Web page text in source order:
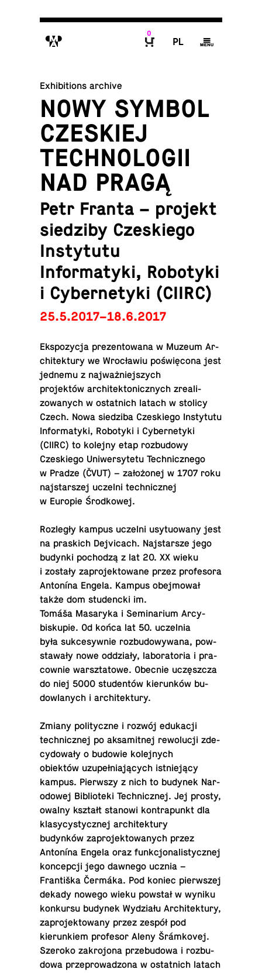
M
0
P g
Exhibitions archive
NOWY SYMBOL
CZESKIEJ
TECHNOLOGII
NAD PRAGĄ
Petr Franta – projekt
siedziby Czeskiego
Instytutu
Informatyki, Robotyki
i Cybernetyki (CIIRC)
25.5.2017–18.6.2017
Ek­spozy­cja prezen­towana w Muzeum Ar­
chitek­tury we Wrocławiu poświęcona jest
jednemu z najważniejszych
projektów ar­chitek­ton­icznych zre­al­i­
zowanych w os­tat­nich latach w stolicy
Czech. Nowa siedz­iba Czeskiego In­sty­tutu
In­for­matyki, Ro­bo­t­yki i Cy­ber­ne­tyki
(CIIRC) to kolejny etap rozbu­dowy
Czeskiego Uni­w­er­sytetu Tech­nicznego
w Pradze (ČVUT) – założonej w 1707 roku
na­js­tarszej uczelni tech­nicznej
w Europie Środkowej.
Rozległy kampus uczelni usy­tuowany jest
na pras­kich De­jvi­cach. Na­js­tarsze jego
budynki pochodzą z lat 20. XX wieku
i zostały za­pro­jek­towane przez pro­fe­sora
Antonína Engela. Kampus obe­j­mował
także dom stu­dencki im.
Tomáša Masaryka i Sem­i­nar­ium Ar­cy­
biskupie. Od końca lat 50. uczel­nia
była sukcesy­wnie rozbu­dowywana, pow­
stawały nowe oddziały, lab­o­ra­to­ria i pra­
cownie warsz­ta­towe. Obecnie uczęszcza
do niej 5000 studentów kierunków bu­
dowlanych i ar­chitek­tury.
Zmiany poli­ty­czne i rozwój edukacji
tech­nicznej po ak­samit­nej re­wolucji zde­
cy­dowały o budowie kole­jnych
obiektów uzupełniających istniejący
kampus. Pier­wszy z nich to budynek Nar­
o­dowej Bib­lioteki Tech­nicznej. Jej prosty,
owalny kształt stanowi kon­tra­punkt dla
klasy­cysty­cznej ar­chitek­tury
budynków za­pro­jek­towanych przez
Antonína Engela oraz funkcjon­al­isty­cznej
kon­cepcji jego dawnego ucznia –
Františka Čermáka. Pod koniec pier­wszej
dekady nowego wieku powstał w wyniku
konkursu budynek Wydziału Ar­chitek­tury,
za­pro­jek­towany przez zespół pod
kierunk­iem pro­fe­sor Aleny Šrámkovej.
Szeroko za­kro­jona prze­bu­dowa i rozbu­
dowa przeprowad­zona w os­tat­nich latach